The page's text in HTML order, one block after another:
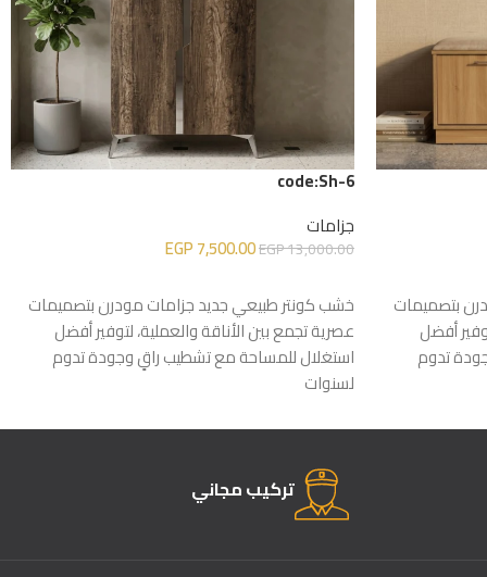
بتصميمات
أفضل
تدوم
code:Sh-6
جزامات
EGP13,000.00
EGP7,500.00
خشب كونتر طبيعي جديد جزامات مودرن بتصميمات
عصرية تجمع بين الأناقة والعملية، لتوفير أفضل
استغلال للمساحة مع تشطيب راقٍ وجودة تدوم
لسنوات
تركيب مجاني